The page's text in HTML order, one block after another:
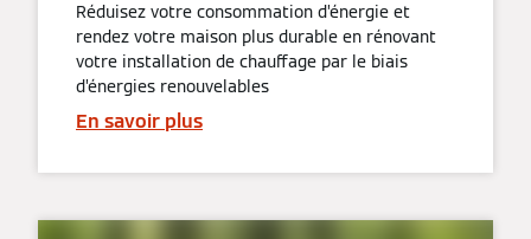
Réduisez votre consommation d’énergie et
rendez votre maison plus durable en rénovant
votre installation de chauffage par le biais
d’énergies renouvelables
En savoir plus